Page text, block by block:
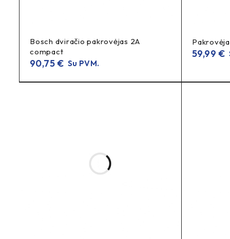
Jis skirtasBosch dviračių akumuliatoriųįkrovimui
Bosch dviračio pakrovėjas 2A
compact
90,75€ Su PVM.
59,99€